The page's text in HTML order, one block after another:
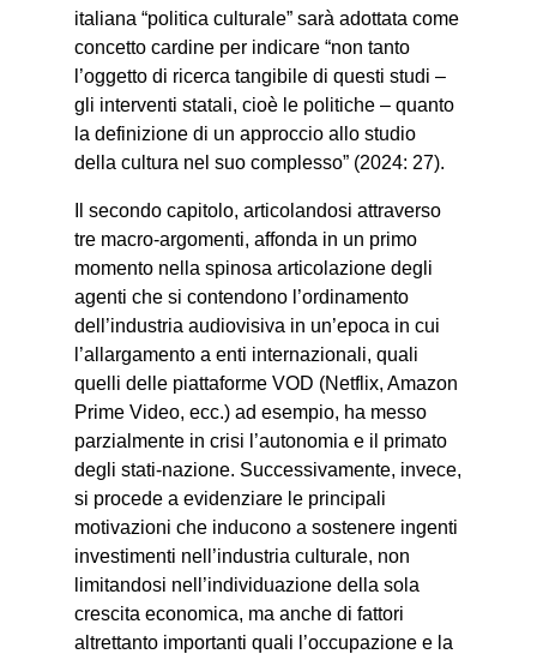
italiana “politica culturale” sarà adottata come
concetto cardine per indicare “non tanto
l’oggetto di ricerca tangibile di questi studi –
gli interventi statali, cioè le politiche – quanto
la definizione di un approccio allo studio
della cultura nel suo complesso” (2024: 27).
Il secondo capitolo, articolandosi attraverso
tre macro-argomenti, affonda in un primo
momento nella spinosa articolazione degli
agenti che si contendono l’ordinamento
dell’industria audiovisiva in un’epoca in cui
l’allargamento a enti internazionali, quali
quelli delle piattaforme VOD (Netflix, Amazon
Prime Video, ecc.) ad esempio, ha messo
parzialmente in crisi l’autonomia e il primato
degli stati-nazione. Successivamente, invece,
si procede a evidenziare le principali
motivazioni che inducono a sostenere ingenti
investimenti nell’industria culturale, non
limitandosi nell’individuazione della sola
crescita economica, ma anche di fattori
altrettanto importanti quali l’occupazione e la